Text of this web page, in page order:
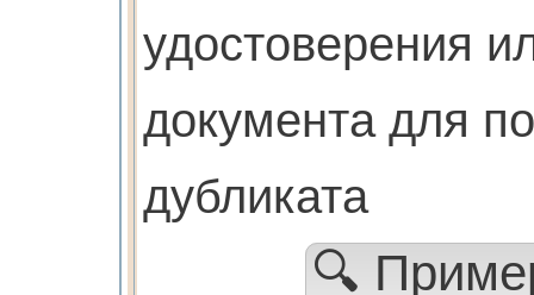
удостоверения
документа для
дубликата
🔍